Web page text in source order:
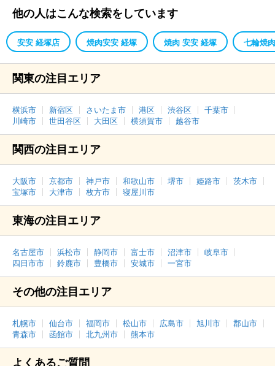
他の人はこんな検索をしています
安安 経塚店 焼肉安安 経塚 焼肉 安安 経塚 七輪焼
関東の注目エリア
横浜市 新宿区 さいたま市 港区 渋谷区
千葉市
川崎市
世田谷区 大田区 横須賀市 越谷市
関西の注目エリア
大阪市 京都市 神戸市 和歌山市 堺市 姫路市
茨木市
宝塚市
大津市 枚方市 寝屋川市
東海の注目エリア
名古屋市 浜松市 静岡市 富士市 沼津市
岐阜市
四日市市
鈴鹿市 豊橋市 安城市 一宮市
その他の注目エリア
札幌市 仙台市 福岡市 松山市 広島市 旭川市
郡山市
青森市
函館市 北九州市 熊本市
よくあるご質問